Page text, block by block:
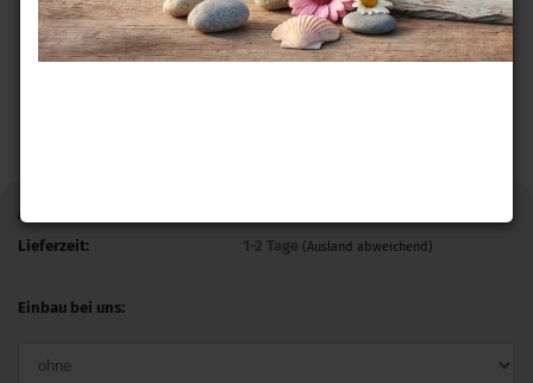
Art.Nr.:
Lieferzeit:
1-2 Tage(Ausland abweichend)
Einbau bei uns: